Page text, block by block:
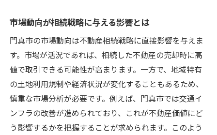
市場動向が相続戦略に与える影響とは
門真市の市場動向は不動産相続戦略に直接影響を与えま
す。市場が活況であれば、相続した不動産の売却時に高
値で取引できる可能性が高まります。一方で、地域特有
の土地利用規制や経済状況が変化することもあるため、
慎重な市場分析が必要です。例えば、門真市では交通イ
ンフラの改善が進められており、これが不動産価値にど
う影響するかを把握することが求められます。このよう